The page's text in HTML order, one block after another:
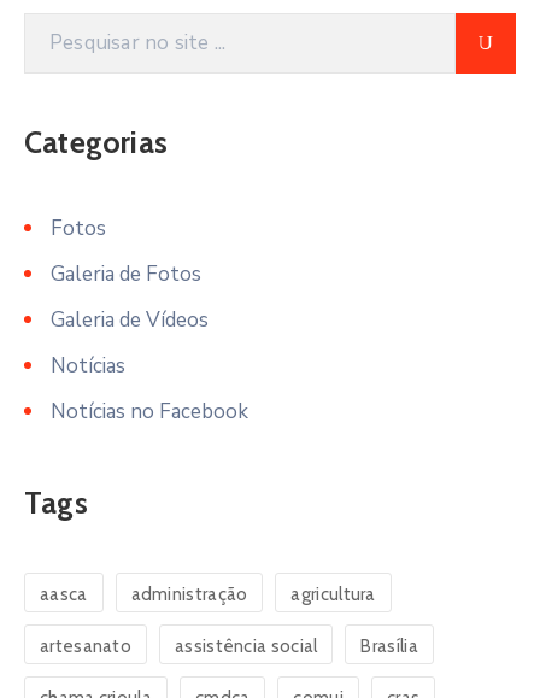
Categorias
Fotos
Galeria de Fotos
Galeria de Vídeos
Notícias
Notícias no Facebook
Tags
aasca administração agricultura
artesanato assistência social Brasília